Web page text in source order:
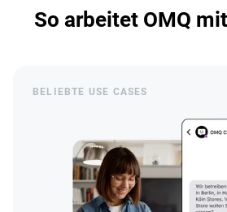
So arbeitet OMQ
BELIEBTE USE CASES